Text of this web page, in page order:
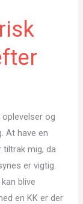
og
At have en
mig, da
er vigtig.
blive
en KK er der